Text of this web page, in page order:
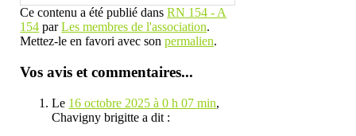
Ce contenu a été publié dansRN 154 - A
154 parLes membres de l'association.
Mettez-le en favori avec sonpermalien.
Vos avis et commentaires...
Le 16 octobre 2025 à 0 h 07 min,
Chavigny brigitte a dit :